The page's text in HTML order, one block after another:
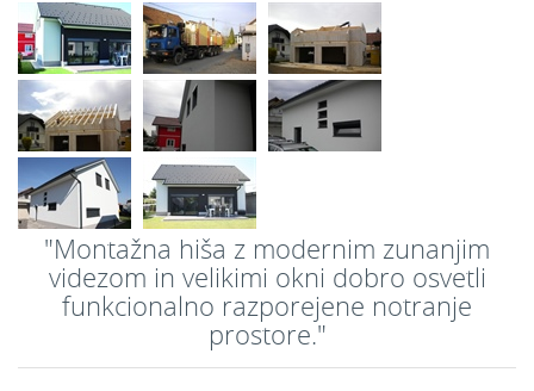
"Montažna hiša z modernim zunanjim
videzom in velikimi okni dobro osvetli
funkcionalno razporejene notranje
prostore."